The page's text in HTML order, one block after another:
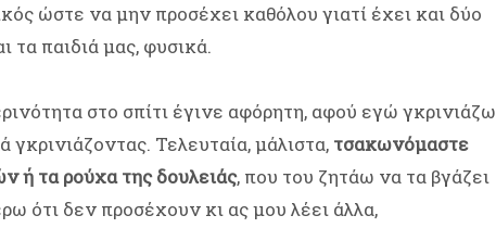
ώστε να μην προσέχει καθόλου γιατί έχει και δύο
τα παιδιά μας, φυσικά.
στο σπίτι έγινε αφόρητη, αφού εγώ γκρινιάζω
γκρινιάζοντας. Τελευταία, μάλιστα, τσακωνόμαστε
ή τα ρούχα της δουλειάς, που του ζητάω να τα βγάζει
ότι δεν προσέχουν κι ας μου λέει άλλα,